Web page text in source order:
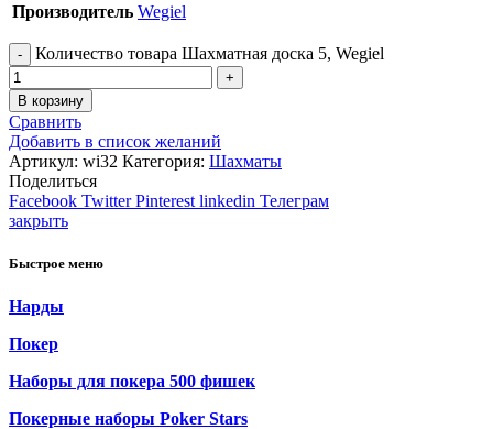
Производитель Wegiel
Количество товара Шахматная доска 5, Wegiel
В корзину
Сравнить
Добавить в список желаний
Артикул: wi32 Категория: Шахматы
Поделиться
Facebook Twitter Pinterest linkedin Телеграм
закрыть
Быстрое меню
Нарды
Покер
Наборы для покера 500 фишек
Покерные наборы Poker Stars